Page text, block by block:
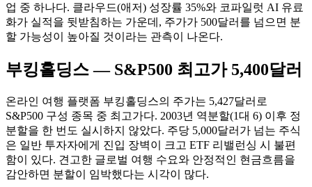
업 중 하나다. 클라우드(애저) 성장률 35%와 코파일럿 AI 유료
화가 실적을 뒷받침하는 가운데, 주가가 500달러를 넘으면 분
할 가능성이 높아질 것이라는 관측이 나온다.
부킹홀딩스 — S&P500 최고가 5,400달러
온라인 여행 플랫폼 부킹홀딩스의 주가는 5,427달러로
S&P500 구성 종목 중 최고가다. 2003년 역분할(1대 6) 이후 정
분할을 한 번도 실시하지 않았다. 주당 5,000달러가 넘는 주식
은 일반 투자자에게 진입 장벽이 크고 ETF 리밸런싱 시 불편
함이 있다. 견고한 글로벌 여행 수요와 안정적인 현금흐름을
감안하면 분할이 임박했다는 시각이 많다.